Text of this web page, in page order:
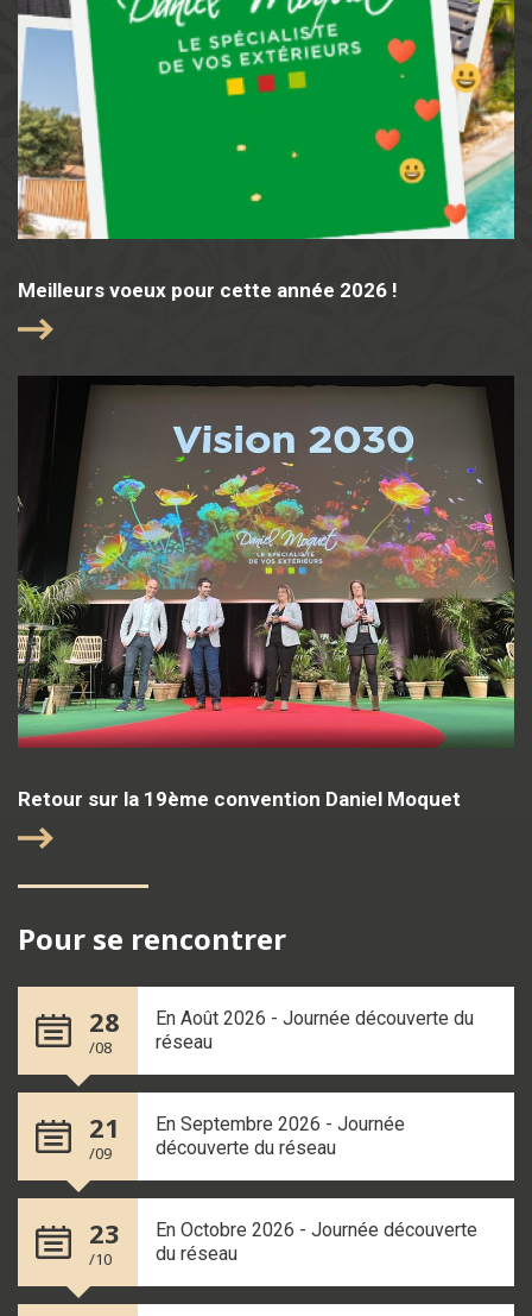
Meilleurs voeux pour cette année 2026 !
Retour sur la 19ème convention Daniel Moquet
Pour se rencontrer
28
/08
En Août 2026 - Journée découverte du
réseau
21
/09
En Septembre 2026 - Journée
découverte du réseau
23
/10
En Octobre 2026 - Journée découverte
du réseau